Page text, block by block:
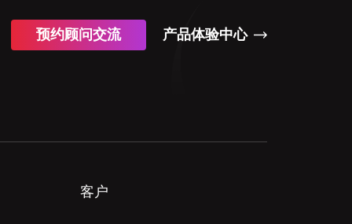
预约顾问交流 产品体验中心
客户